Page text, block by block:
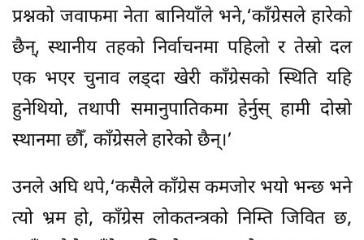
प्रश्नको जवाफमा नेता बानियाँले भने,‘काँग्रेसले हारेको
छैन्, स्थानीय तहको निर्वाचनमा पहिलो र तेस्रो दल
एक भएर चुनाव लड्दा खेरी काँग्रेसको स्थिति यहि
हुनेथियो, तथापी समानुपातिकमा हेर्नुस् हामी दोस्रो
स्थानमा छौँ, काँग्रेसले हारेको छैन्।’
उनले अघि थपे,‘कसैले काँग्रेस कमजोर भयो भन्छ भने
त्यो भ्रम हो, काँग्रेस लोकतन्त्रको निम्ति जिवित छ,